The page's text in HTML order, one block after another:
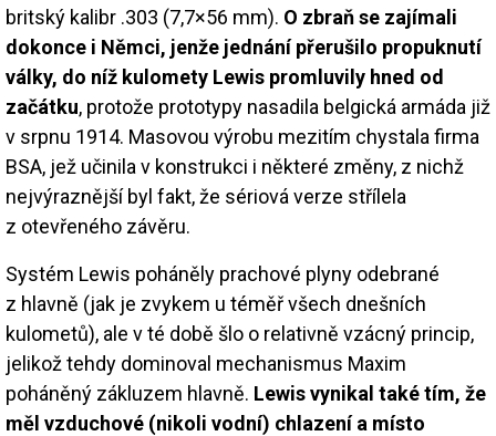
britský kalibr .303 (7,7×56 mm). O zbraň se zajímali
dokonce i Němci, jenže jednání přerušilo propuknutí
války, do níž kulomety Lewis promluvily hned od
začátku, protože prototypy nasadila belgická armáda již
v srpnu 1914. Masovou výrobu mezitím chystala firma
BSA, jež učinila v konstrukci i některé změny, z nichž
nejvýraznější byl fakt, že sériová verze střílela
z otevřeného závěru.
Systém Lewis poháněly prachové plyny odebrané
z hlavně (jak je zvykem u téměř všech dnešních
kulometů), ale v té době šlo o relativně vzácný princip,
jelikož tehdy dominoval mechanismus Maxim
poháněný zákluzem hlavně. Lewis vynikal také tím, že
měl vzduchové (nikoli vodní) chlazení a místo